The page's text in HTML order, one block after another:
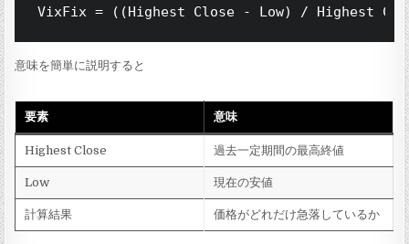
意味を簡単に説明すると
要素 意味
Highest Close 過去一定期間の最高終値
Low 現在の安値
計算結果 価格がどれだけ急落しているか